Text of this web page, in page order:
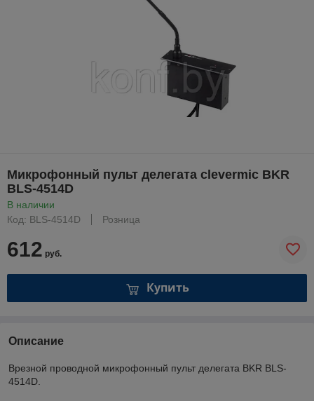
Микрофонный пульт делегата clevermic BKR
BLS-4514D
В наличии
Код: BLS-4514D
Розница
612 руб.
Купить
Описание
Врезной проводной микрофонный пульт делегата BKR BLS-
4514D.